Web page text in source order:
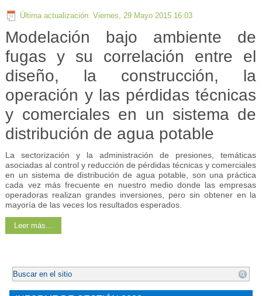
Última actualización: Viernes, 29 Mayo 2015 16:03
Modelación bajo ambiente de
fugas y su correlación entre el
diseño, la construcción, la
operación y las pérdidas técnicas
y comerciales en un sistema de
distribución de agua potable
La sectorización y la administración de presiones, temáticas
asociadas al control y reducción de pérdidas técnicas y comerciales
en un sistema de distribución de agua potable, son una práctica
cada vez más frecuente en nuestro medio donde las empresas
operadoras realizan grandes inversiones, pero sin obtener en la
mayoría de las veces los resultados esperados.
Leer más...
.